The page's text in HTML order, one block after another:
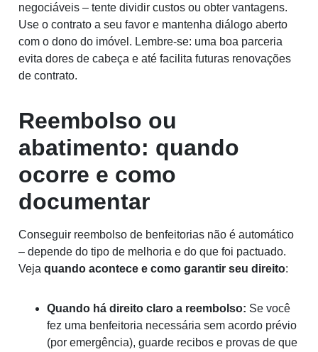
negociáveis – tente dividir custos ou obter vantagens.
Use o contrato a seu favor e mantenha diálogo aberto
com o dono do imóvel. Lembre-se: uma boa parceria
evita dores de cabeça e até facilita futuras renovações
de contrato.
Reembolso ou
abatimento: quando
ocorre e como
documentar
Conseguir reembolso de benfeitorias não é automático
– depende do tipo de melhoria e do que foi pactuado.
Veja quando acontece e como garantir seu direito:
Quando há direito claro a reembolso: Se você
fez uma benfeitoria necessária sem acordo prévio
(por emergência), guarde recibos e provas de que